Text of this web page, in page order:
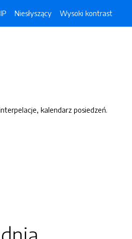
Niesłyszący Wysoki kontrast
kalendarz posiedzeń.